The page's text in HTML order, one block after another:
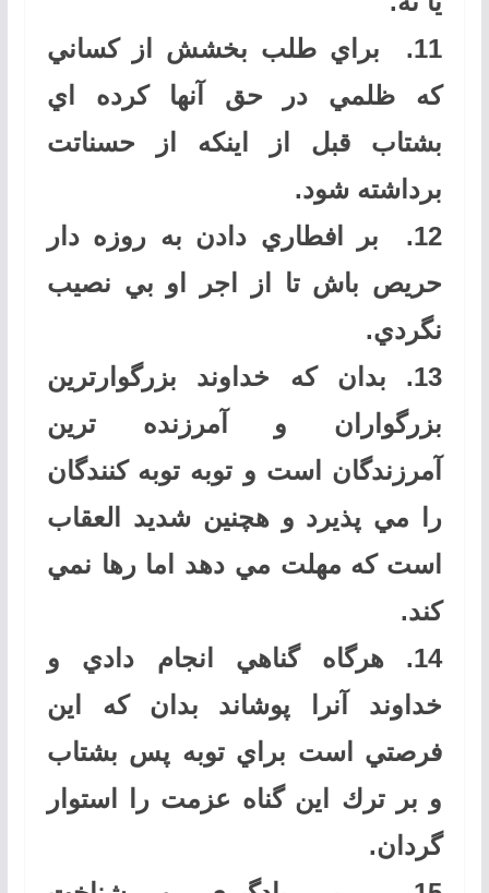
11.
براي طلب بخشش از كساني
كه ظلمي در حق آنها كرده اي
بشتاب قبل از اينكه از حسناتت
برداشته شود.
12.
بر افطاري دادن به روزه دار
حريص باش تا از اجر او بي نصيب
نگردي.
13.
بدان كه خداوند بزرگوارترين
بزرگواران و آمرزنده ترين
آمرزندگان است و توبه توبه كنندگان
را مي پذيرد و هچنين شديد العقاب
است كه مهلت مي دهد اما رها نمي
كند.
14.
هرگاه گناهي انجام دادي و
خداوند آنرا پوشاند بدان كه اين
فرصتي است براي توبه پس بشتاب
و بر ترك اين گناه عزمت را استوار
گردان.